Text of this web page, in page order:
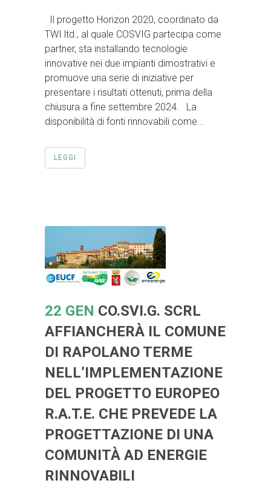
Il progetto Horizon 2020, coordinato da
TWI ltd., al quale COSVIG partecipa come
partner, sta installando tecnologie
innovative nei due impianti dimostrativi e
promuove una serie di iniziative per
presentare i risultati ottenuti, prima della
chiusura a fine settembre 2024. La
disponibilità di fonti rinnovabili come...
LEGGI
22 GEN CO.SVI.G. SCRL
AFFIANCHERÀ IL COMUNE
DI RAPOLANO TERME
NELL’IMPLEMENTAZIONE
DEL PROGETTO EUROPEO
R.A.T.E. CHE PREVEDE LA
PROGETTAZIONE DI UNA
COMUNITÀ AD ENERGIE
RINNOVABILI